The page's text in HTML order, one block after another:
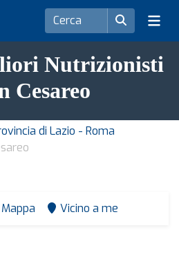
Nutrizionisti
Cesareo
di Lazio - Roma
Mappa Vicino a me